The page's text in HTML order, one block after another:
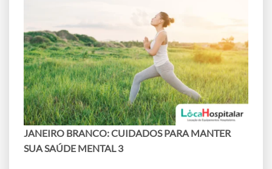
JANEIRO BRANCO: CUIDADOS PARA MANTER
SUA SAÚDE MENTAL 3